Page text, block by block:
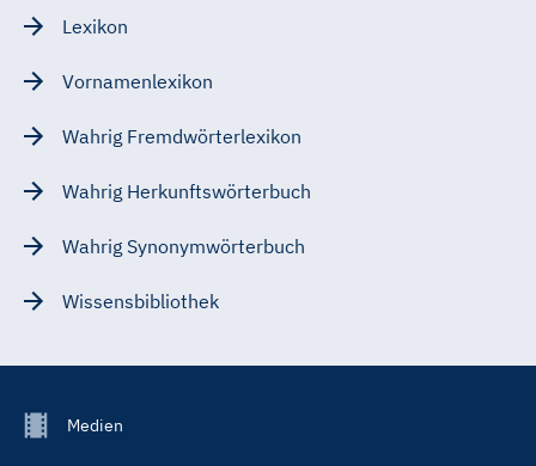
Lexikon
Vornamenlexikon
Wahrig Fremdwörterlexikon
Wahrig Herkunftswörterbuch
Wahrig Synonymwörterbuch
Wissensbibliothek
FooterMedien